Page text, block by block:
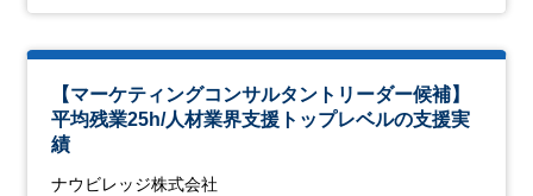
【マーケティングコンサルタントリーダー候補】
平均残業25h/人材業界支援トップレベルの支援実
績
ナウビレッジ株式会社